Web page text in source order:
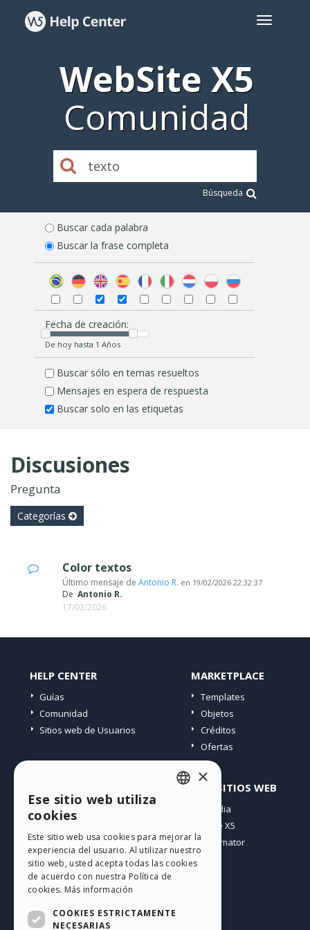
WebSite X5
Comunidad
Búsqueda
Buscar cada palabra
Buscar la frase completa
Fecha de creación:
De hoy hasta 1 Años
Buscar sólo en temas resueltos
Mensajes en espera de respuesta
Buscar solo en las etiquetas
Discusiones
Pregunta
Categorías
Color textos
Último mensaje de Antonio R. en 19/02/2026 22:32:37
De Antonio R.
17/02/2026
HELP CENTER
Guías
Comunidad
Sitios web de Usuarios
MARKETPLACE
Templates
Objetos
Créditos
Ofertas
Mis post
Mis download
Espacio Web
Mis Créditos
OTROS SITIOS WEB
Incomedia
WebSite X5
WebAnimator
GERMAN
SPANISH
×
Ese sitio web utiliza
cookies
Este sitio web usa cookies para mejorar la
experiencia del usuario. Al utilizar nuestro
sitio web, usted acepta todas las cookies
de acuerdo con nuestra Política de
cookies. Más información
COOKIES ESTRICTAMENTE
NECESARIAS